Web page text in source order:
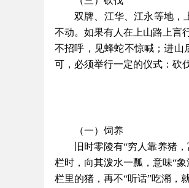
双牌、江华、江永等地，
不动。如果有人在上山路上言
不招呼，见蜂蛇不惊喊；进山
可，必须举行一定的仪式：砍
（一）饲养
旧时零陵有“穷人靠养猪
栏时，向其泼水一瓢，意味“
栏里的猪，再不“听话”吃潲，